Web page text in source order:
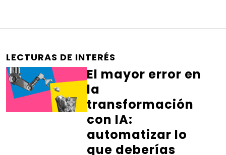
LECTURAS DE INTERÉS
El mayor error en
la
transformación
con IA:
automatizar lo
que deberías